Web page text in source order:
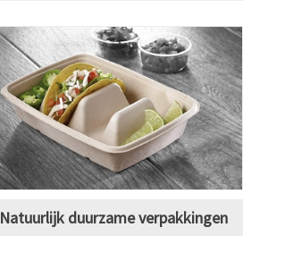
Natuurlijk duurzame verpakkingen